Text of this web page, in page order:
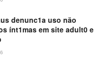
denunc1a uso não
ínt1mas em site adult0 e